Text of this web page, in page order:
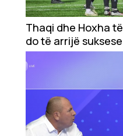
Ekonomi
Teknologji
Udhëtime
DuVideo
Thaqi dhe Hoxha
do të arrijë suksese